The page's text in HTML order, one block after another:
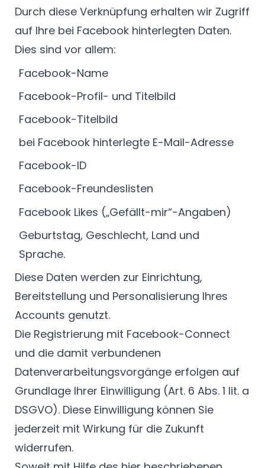
Durch diese Verknüpfung erhalten wir Zugriff
auf Ihre bei Facebook hinterlegten Daten.
Dies sind vor allem:
Facebook-Name
Facebook-Profil- und Titelbild
Facebook-Titelbild
bei Facebook hinterlegte E-Mail-Adresse
Facebook-ID
Facebook-Freundeslisten
Facebook Likes („Gefällt-mir“-Angaben)
Geburtstag, Geschlecht, Land und
Sprache.
Diese Daten werden zur Einrichtung,
Bereitstellung und Personalisierung Ihres
Accounts genutzt.
Die Registrierung mit Facebook-Connect
und die damit verbundenen
Datenverarbeitungsvorgänge erfolgen auf
Grundlage Ihrer Einwilligung (Art. 6 Abs. 1 lit. a
DSGVO). Diese Einwilligung können Sie
jederzeit mit Wirkung für die Zukunft
widerrufen.